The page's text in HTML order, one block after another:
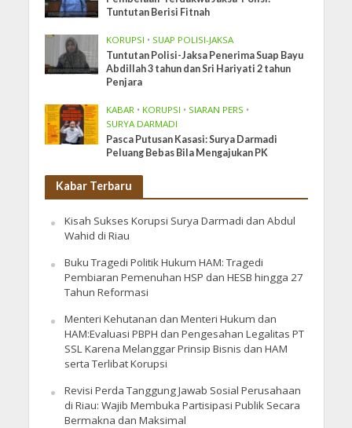
Tuntutan Berisi Fitnah
KORUPSI • SUAP POLISI-JAKSA
Tuntutan Polisi-Jaksa Penerima Suap Bayu
Abdillah 3 tahun dan Sri Hariyati 2 tahun
Penjara
KABAR • KORUPSI • SIARAN PERS •
SURYA DARMADI
Pasca Putusan Kasasi: Surya Darmadi
Peluang Bebas Bila Mengajukan PK
Kabar Terbaru
Kisah Sukses Korupsi Surya Darmadi dan Abdul
Wahid di Riau
Buku Tragedi Politik Hukum HAM: Tragedi
Pembiaran Pemenuhan HSP dan HESB hingga 27
Tahun Reformasi
Menteri Kehutanan dan Menteri Hukum dan
HAM:Evaluasi PBPH dan Pengesahan Legalitas PT
SSL Karena Melanggar Prinsip Bisnis dan HAM
serta Terlibat Korupsi
Revisi Perda Tanggung Jawab Sosial Perusahaan
di Riau: Wajib Membuka Partisipasi Publik Secara
Bermakna dan Maksimal